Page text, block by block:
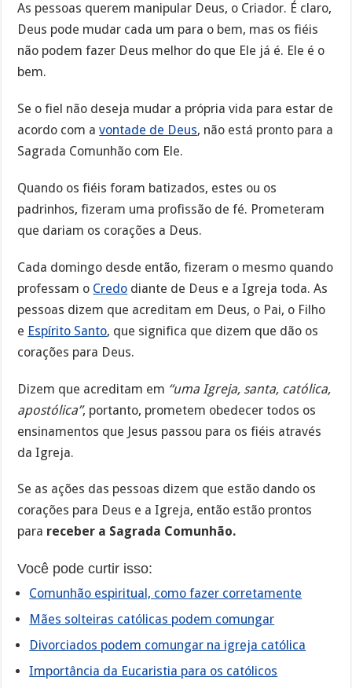
As pessoas querem manipular Deus, o Criador. É claro,
Deus pode mudar cada um para o bem, mas os fiéis
não podem fazer Deus melhor do que Ele já é. Ele é o
bem.
Se o fiel não deseja mudar a própria vida para estar de
acordo com avontade de Deus, não está pronto para a
Sagrada Comunhão com Ele.
Quando os fiéis foram batizados, estes ou os
padrinhos, fizeram uma profissão de fé. Prometeram
que dariam os corações a Deus.
Cada domingo desde então, fizeram o mesmo quando
professam o Credo diante de Deus e a Igreja toda. As
pessoas dizem que acreditam em Deus, o Pai, o Filho
e Espírito Santo, que significa que dizem que dão os
corações para Deus.
Dizem que acreditam em “uma Igreja, santa, católica,
apostólica”, portanto, prometem obedecer todos os
ensinamentos que Jesus passou para os fiéis através
da Igreja.
Se as ações das pessoas dizem que estão dando os
corações para Deus e a Igreja, então estão prontos
para receber a Sagrada Comunhão.
Você pode curtir isso:
Comunhão espiritual, como fazer corretamente
Mães solteiras católicas podem comungar
Divorciados podem comungar na igreja católica
Importância da Eucaristia para os católicos